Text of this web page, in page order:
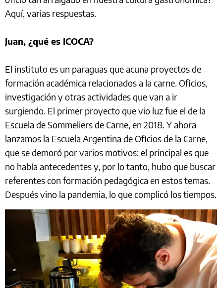
Aquí, varias respuestas.
Juan, ¿qué es ICOCA?
El instituto es un paraguas que acuna proyectos de
formación académica relacionados a la carne. Oficios,
investigación y otras actividades que van a ir
surgiendo. El primer proyecto que vio luz fue el de la
Escuela de Sommeliers de Carne, en 2018. Y ahora
lanzamos la Escuela Argentina de Oficios de la Carne,
que se demoró por varios motivos: el principal es que
no había antecedentes y, por lo tanto, hubo que buscar
referentes con formación pedagógica en estos temas.
Después vino la pandemia, lo que complicó los tiempos.